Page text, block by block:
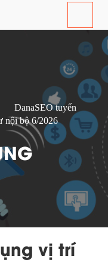
DanaSEO tuyển
nội bộ 6/2026
vị trí